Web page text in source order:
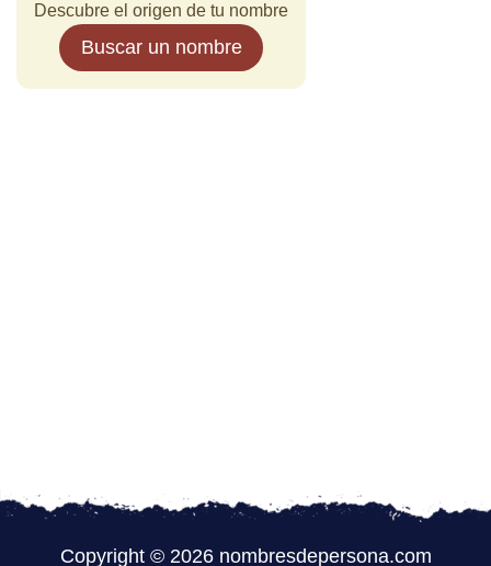
Descubre el origen de tu nombre
Buscar un nombre
Copyright © 2026 nombresdepersona.com